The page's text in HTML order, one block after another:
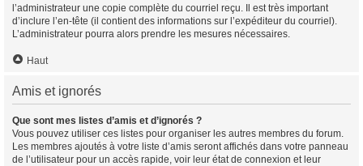
l’administrateur une copie complète du courriel reçu. Il est très important
d’inclure l’en-tête (il contient des informations sur l’expéditeur du courriel).
L’administrateur pourra alors prendre les mesures nécessaires.
Haut
Amis et ignorés
Que sont mes listes d’amis et d’ignorés ?
Vous pouvez utiliser ces listes pour organiser les autres membres du forum.
Les membres ajoutés à votre liste d’amis seront affichés dans votre panneau
de l’utilisateur pour un accès rapide, voir leur état de connexion et leur